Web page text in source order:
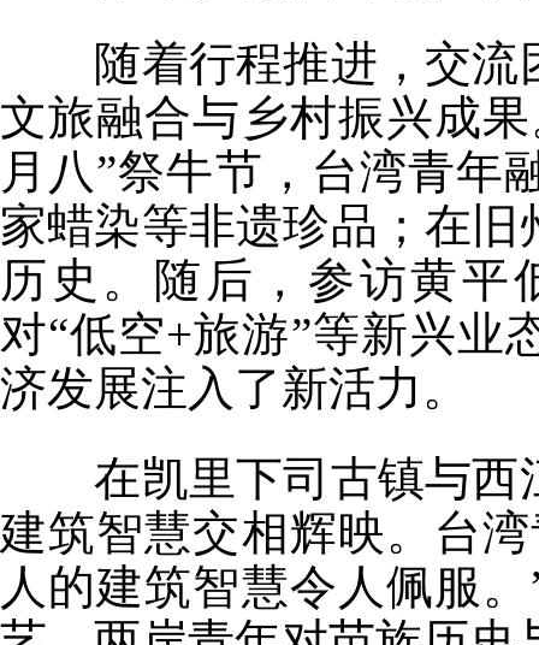
随着行程推进，交流
文旅融合与乡村振兴成
月八”祭牛节，台湾青年
家蜡染等非遗珍品；在
历史。随后，参访黄平
对“低空+旅游”等新兴业
济发展注入了新活力。
在凯里下司古镇与西
建筑智慧交相辉映。台
人的建筑智慧令人佩服